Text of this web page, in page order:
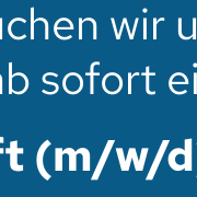
wir
sofort
(m/w/